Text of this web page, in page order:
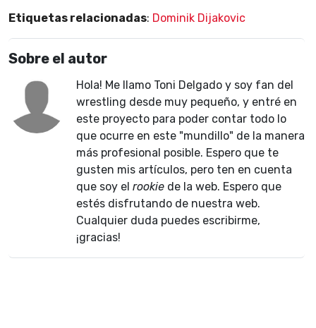
Etiquetas relacionadas: Dominik Dijakovic
Sobre el autor
Hola! Me llamo Toni Delgado y soy fan del
wrestling desde muy pequeño, y entré en
este proyecto para poder contar todo lo
que ocurre en este "mundillo" de la manera
más profesional posible. Espero que te
gusten mis artículos, pero ten en cuenta
que soy el rookie de la web. Espero que
estés disfrutando de nuestra web.
Cualquier duda puedes escribirme,
¡gracias!